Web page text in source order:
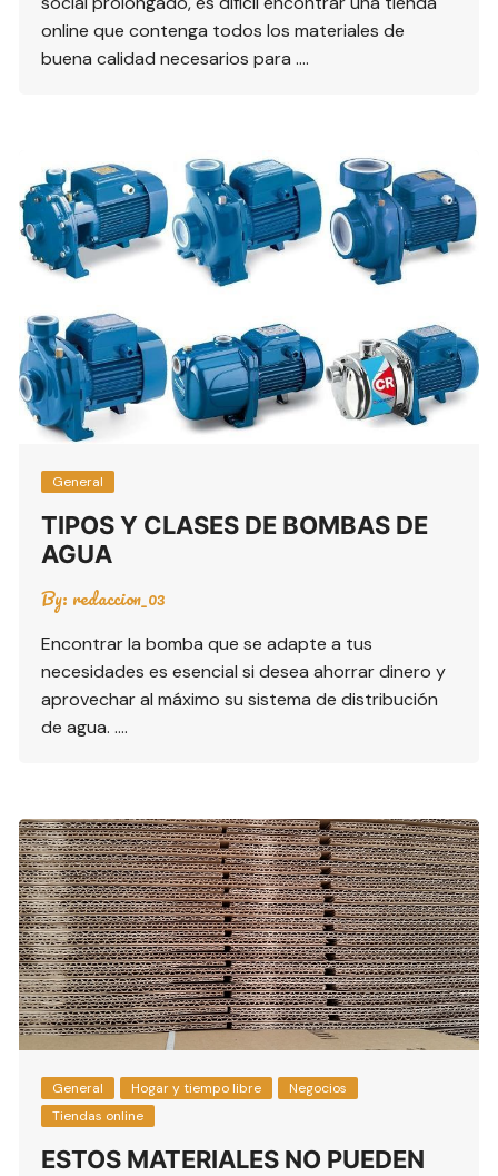
online que contenga todos los materiales de
buena calidad necesarios para ….
General
TIPOS Y CLASES DE BOMBAS DE
AGUA
By: redaccion_03
Encontrar la bomba que se adapte a tus
necesidades es esencial si desea ahorrar dinero y
aprovechar al máximo su sistema de distribución
de agua. ….
General Hogar y tiempo libre
Negocios
Tiendas online
ESTOS MATERIALES NO PUEDEN